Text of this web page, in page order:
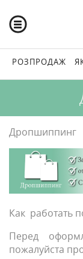
РОЗПРОДАЖ
Дропшиппинг
Как работать
Перед
пожалуйста